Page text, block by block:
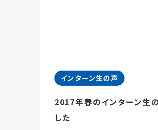
インターン生の声
2017年春のインターン生
した